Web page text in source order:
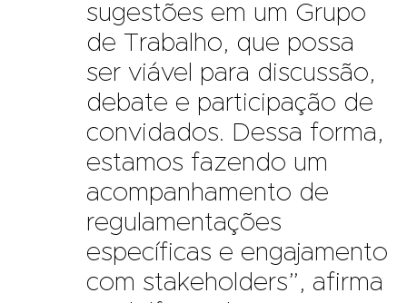
sugestões em um Grupo
de Trabalho, que possa
ser viável para discussão,
debate e participação de
convidados. Dessa forma,
estamos fazendo um
acompanhamento de
regulamentações
específicas e engajamento
com stakeholders”, afirma